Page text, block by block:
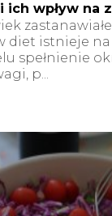
ich wpływ na
diet istnieje na
spełnienie
p...